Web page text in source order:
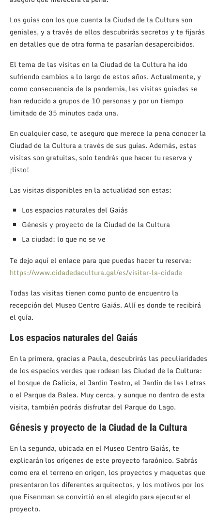
Los guías con los que cuenta la Ciudad de la Cultura son
geniales, y a través de ellos descubrirás secretos y te fijarás
en detalles que de otra forma te pasarían desapercibidos.
El tema de las visitas en la Ciudad de la Cultura ha ido
sufriendo cambios a lo largo de estos años. Actualmente, y
como consecuencia de la pandemia, las visitas guiadas se
han reducido a grupos de 10 personas y por un tiempo
limitado de 35 minutos cada una.
En cualquier caso, te aseguro que merece la pena conocer la
Ciudad de la Cultura a través de sus guías. Además, estas
visitas son gratuitas, solo tendrás que hacer tu reserva y
¡listo!
Las visitas disponibles en la actualidad son estas:
Los espacios naturales del Gaiás
Génesis y proyecto de la Ciudad de la Cultura
La ciudad: lo que no se ve
Te dejo aquí el enlace para que puedas hacer tu reserva:
https://www.cidadedacultura.gal/es/visitar-la-cidade
Todas las visitas tienen como punto de encuentro la
recepción del Museo Centro Gaiás. Allí es donde te recibirá
el guía.
Los espacios naturales del Gaiás
En la primera, gracias a Paula, descubrirás las peculiaridades
de los espacios verdes que rodean las Ciudad de la Cultura:
el bosque de Galicia, el Jardín Teatro, el Jardín de las Letras
o el Parque da Balea. Muy cerca, y aunque no dentro de esta
visita, también podrás disfrutar del Parque do Lago.
Génesis y proyecto de la Ciudad de la Cultura
En la segunda, ubicada en el Museo Centro Gaiás, te
explicarán los orígenes de este proyecto faraónico. Sabrás
como era el terreno en origen, los proyectos y maquetas que
presentaron los diferentes arquitectos, y los motivos por los
que Eisenman se convirtió en el elegido para ejecutar el
proyecto.